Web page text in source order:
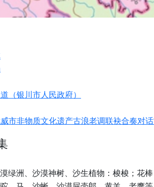
（银川市人民政府）
市非物质文化遗产古浪老调联袂合奏对
绿洲、沙漠神树、沙生植物：梭梭；花